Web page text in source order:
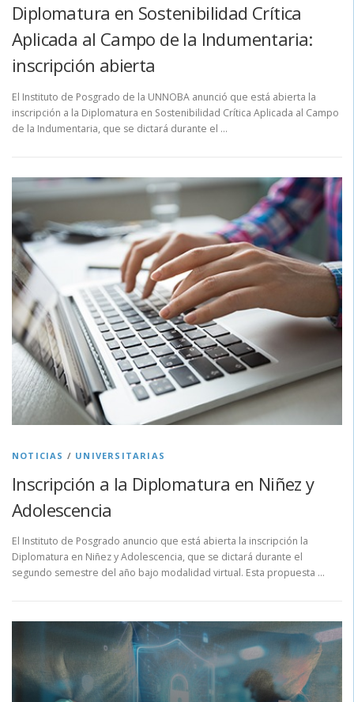
Diplomatura en Sostenibilidad Crítica
Aplicada al Campo de la Indumentaria:
inscripción abierta
El Instituto de Posgrado de la UNNOBA anunció que está abierta la
inscripción a la Diplomatura en Sostenibilidad Crítica Aplicada al Campo
de la Indumentaria, que se dictará durante el …
NOTICIAS / UNIVERSITARIAS
Inscripción a la Diplomatura en Niñez y
Adolescencia
El Instituto de Posgrado anuncio que está abierta la inscripción la
Diplomatura en Niñez y Adolescencia, que se dictará durante el
segundo semestre del año bajo modalidad virtual. Esta propuesta …